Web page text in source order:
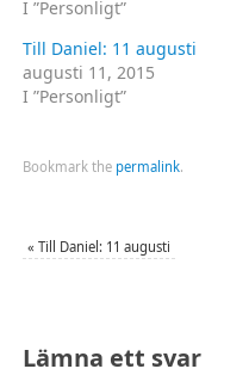
I ”Personligt”
Till Daniel: 11 augusti
augusti 11, 2015
I ”Personligt”
Bookmark the permalink.
« Till Daniel: 11 augusti
Lämna ett svar